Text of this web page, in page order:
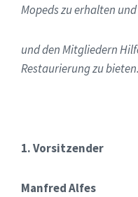
Mopeds zu erhalten
und den Mitgliedern
Restaurierung zu bieten.
1. Vorsitzender
Manfred Alfes